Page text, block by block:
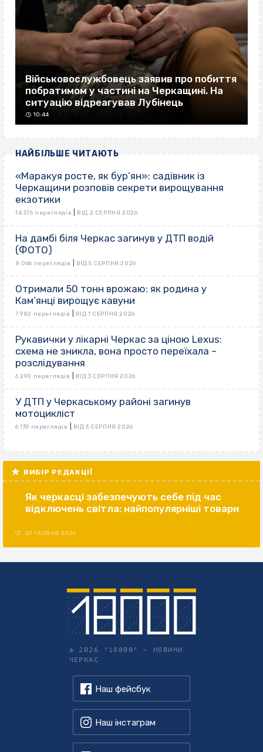
Військовослужбовець заявив про побиття
побратимом у частині на Черкащині. На
ситуацію відреагував Лубінець
10:44
НАЙБІЛЬШЕ ЧИТАЮТЬ
«Маракуя росте, як бур’ян»: садівник із
Черкащини розповів секрети вирощування
екзотики
14 376 переглядів ВІД 2 СЕРПНЯ 2026
На дамбі біля Черкас загинув у ДТП водій
(ФОТО)
8 066 переглядів ВІД 5 СЕРПНЯ 2026
Отримали 50 тонн врожаю: як родина у
Кам’янці вирощує кавуни
7 982 переглядів ВІД 1 СЕРПНЯ 2026
Рукавички у лікарні Черкас за ціною Lexus:
схема не зникла, вона просто переїхала –
розслідування
6 290 переглядів ВІД 3 СЕРПНЯ 2026
У ДТП у Черкаському районі загинув
мотоцикліст
6 139 переглядів ВІД 3 СЕРПНЯ 2026
ВИБІР РЕДАКЦІЇ
Як черкасці забезпечують себе під час
відключень світла: найпопулярніші товари
29 ЧЕРВНЯ 2026
© 2026 "18000" – НОВИНИ
ЧЕРКАС
Наш фейсбук
Наш інстаграм